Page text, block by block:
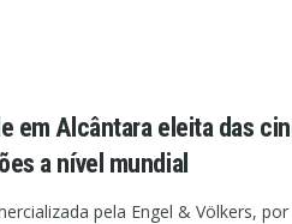
em Alcântara eleita das
a nível mundial
pela Engel & Völkers,